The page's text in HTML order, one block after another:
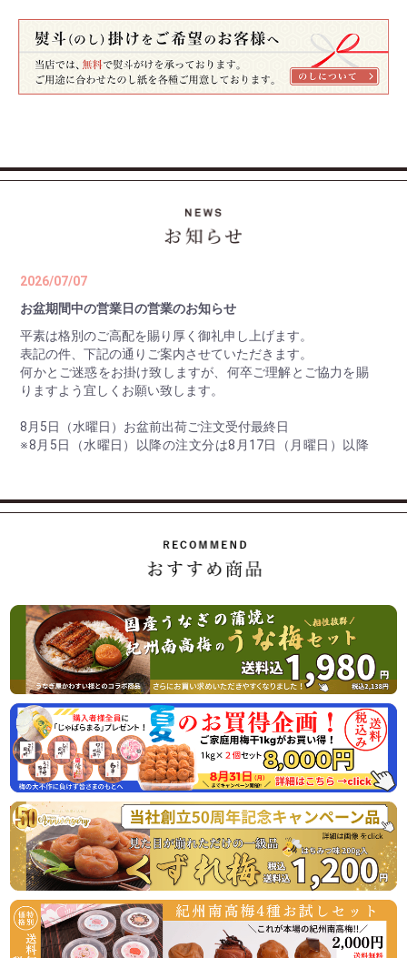
2026/07/07
お盆期間中の営業日の営業のお知らせ
平素は格別のご高配を賜り厚く御礼申し上げます。
表記の件、下記の通りご案内させていただきます。
何かとご迷惑をお掛け致しますが、何卒ご理解とご協力を賜
りますよう宜しくお願い致します。
8月5日（水曜日）お盆前出荷ご注文受付最終日
※8月5日（水曜日）以降の注文分は8月17日（月曜日）以降
8月10日（月曜日） 最終出荷日
8月11日（火曜日）～ 8月16日（日曜日） 休 業 日
休業日後は、大変混雑が予想されますのであらかじめのご注
2026/07/01
ご家庭用の紀州南高梅がお買い得「夏のお買い得企画」開始
のお知らせ
この度、オンラインショップでの梅の販売数量を確保できま
したので、ご家庭用梅干1kg×2個セットが大変お得にお買い
求めいただける夏のお買い得企画を8月31日（月）まで開催
させていただきます。
またご購入者様特典として「じゃばらまる」を1本プレゼン
トさせていただきます。この機会にぜひご賞味くださいま
せ。
2026/04/06
うなぎ屋かわすい様とのコラボ商品！国産うなぎと梅の相性
抜群！うな梅セットの販売開始
国産うなぎの蒲焼と山椒、最高級の紀州南高梅がセットにな
った、相性抜群の商品です！